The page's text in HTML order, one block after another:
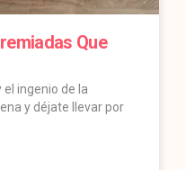
Que
ingenio de la
y déjate llevar por